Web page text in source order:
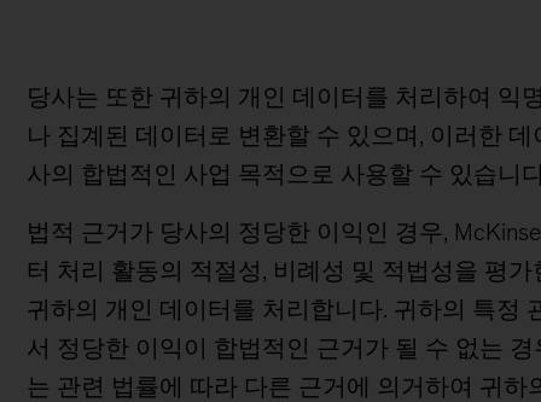
당사는 또한 귀하의 개인 데이터를 처리하여 익
나 집계된 데이터로 변환할 수 있으며, 이러한 데
사의 합법적인 사업 목적으로 사용할 수 있습니
법적 근거가 당사의 정당한 이익인 경우,
터 처리 활동의 적절성, 비례성 및 적법성을 평가
귀하의 개인 데이터를 처리합니다. 귀하의 특정
서 정당한 이익이 합법적인 근거가 될 수 없는 경
는 관련 법률에 따라 다른 근거에 의거하여 귀하